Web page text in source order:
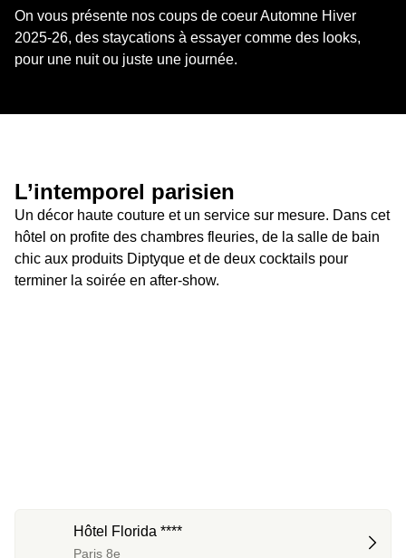
On vous présente nos coups de coeur Automne Hiver
2025-26, des staycations à essayer comme des looks,
pour une nuit ou juste une journée.
L’intemporel parisien
Un décor haute couture et un service sur mesure. Dans cet
hôtel on profite des chambres fleuries, de la salle de bain
chic aux produits Diptyque et de deux cocktails pour
terminer la soirée en after-show.
Hôtel Florida ****
Paris 8e